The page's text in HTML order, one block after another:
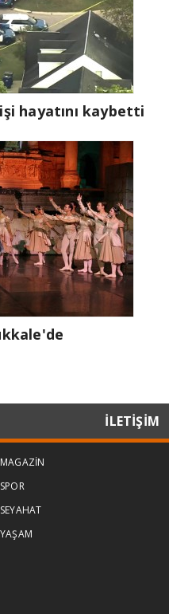
hayatını kaybetti
İLETİŞİM
MAGAZİN
SPOR
SEYAHAT
YAŞAM